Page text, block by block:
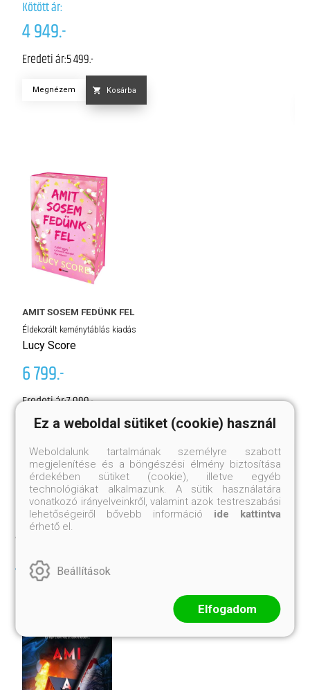
Kötött ár:
4 949.-
Eredeti ár:5 499.-
Megnézem Kosárba
AMIT SOSEM FEDÜNK FEL
Éldekorált keménytáblás kiadás
Lucy Score
6 799.-
Eredeti ár:7 999.-
AKIK EZT VÁSÁROLTÁK, VETTÉK
Ez a weboldal sütiket (cookie) használ
Weboldalunk tartalmának személyre szabott
megjelenítése és a böngészési élmény biztosítása
érdekében sütiket (cookie), illetve egyéb
technológiákat alkalmazunk. A sütik használatára
vonatkozó irányelveinkről, valamint azok testreszabási
lehetőségeiről bővebb információ ide kattintva
érhető el.
Beállítások
Elfogadom